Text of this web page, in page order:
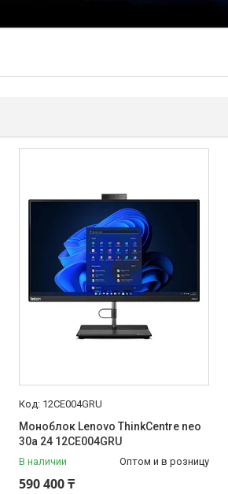
12CE004GRU
Моноблок Lenovo ThinkCentre neo
30a 24 12CE004GRU
В наличии Оптом и в розницу
590 400 ₸